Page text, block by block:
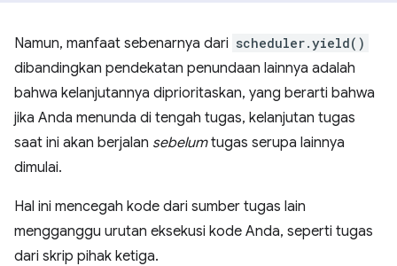
Namun, manfaat sebenarnya dari scheduler.yield()
dibandingkan pendekatan penundaan lainnya adalah
bahwa kelanjutannya diprioritaskan, yang berarti bahwa
jika Anda menunda di tengah tugas, kelanjutan tugas
saat ini akan berjalan sebelumtugas serupa lainnya
dimulai.
Hal ini mencegah kode dari sumber tugas lain
mengganggu urutan eksekusi kode Anda, seperti tugas
dari skrip pihak ketiga.